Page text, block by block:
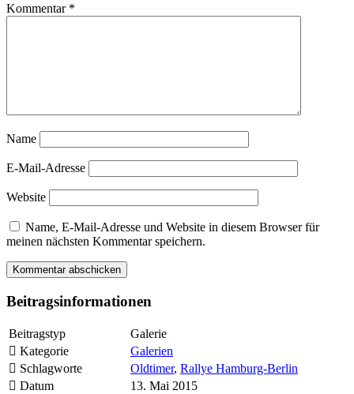
Kommentar *
Name
E-Mail-Adresse
Website
Name, E-Mail-Adresse und Website in diesem Browser für
meinen nächsten Kommentar speichern.
Beitragsinformationen
Beitragstyp
Galerie
Kategorie
Galerien
Schlagworte
Oldtimer, Rallye Hamburg-Berlin
Datum
13. Mai 2015